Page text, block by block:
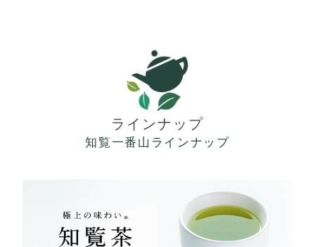
ラインナップ
知覧一番山ラインナップ